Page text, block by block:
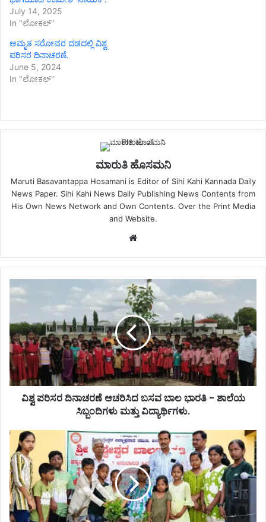
July 14, 2025
In "ಲೋಕಲ್"
ಅಮೃತ ಸರೋವರ ದಡದಲ್ಲಿ ವಿಶ್ವ
ಪರಿಸರ ದಿನಾಚರಣೆ.
June 5, 2024
In "ಲೋಕಲ್"
ಮಾರುತಿ ಹೊಸಮನಿ
Maruti Basavantappa Hosamani is Editor of Sihi Kahi Kannada Daily
News Paper. Sihi Kahi News Daily Publishing News Contents from
His Own News Network and Own Contents. Over the Print Media
and Website.
Website
ವಿಶ್ವ ಪರಿಸರ ದಿನಾಚರಣೆ ಆಚರಿಸಿದ ಬಸವ ಬಾಲ ಭಾರತಿ - ಶಾಲೆಯ
ಸಿಬ್ಬಂದಿಗಳು ಮತ್ತು ವಿದ್ಯಾರ್ಥಿಗಳು.